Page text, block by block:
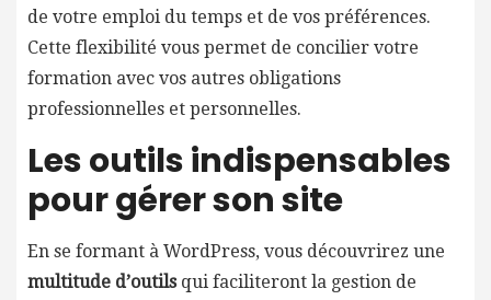
de votre emploi du temps et de vos préférences.
Cette flexibilité vous permet de concilier votre
formation avec vos autres obligations
professionnelles et personnelles.
Les outils indispensables
pour gérer son site
En se formant à WordPress, vous découvrirez une
multitude d’outilsqui faciliteront la gestion de